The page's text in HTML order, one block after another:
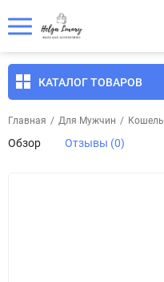
КАТАЛОГ ТОВАРОВ
Главная / Для Мужчин /
Обзор Отзывы (0)